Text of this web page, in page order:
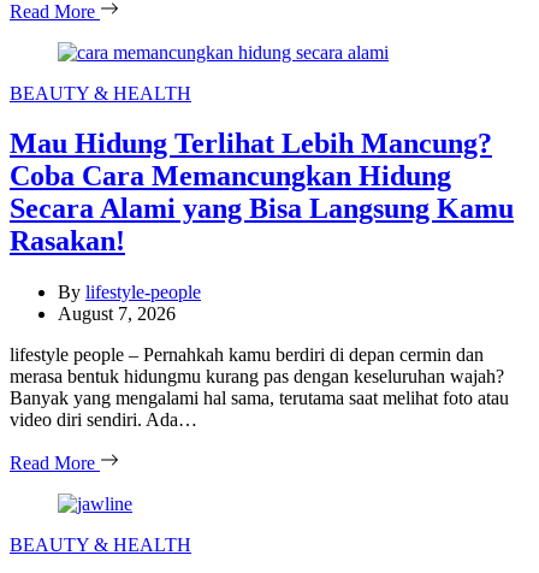
Read More
Categories
BEAUTY & HEALTH
Mau Hidung Terlihat Lebih Mancung?
Coba Cara Memancungkan Hidung
Secara Alami yang Bisa Langsung Kamu
Rasakan!
By lifestyle-people
August 7, 2026
lifestyle people – Pernahkah kamu berdiri di depan cermin dan
merasa bentuk hidungmu kurang pas dengan keseluruhan wajah?
Banyak yang mengalami hal sama, terutama saat melihat foto atau
video diri sendiri. Ada…
Read More
Categories
BEAUTY & HEALTH